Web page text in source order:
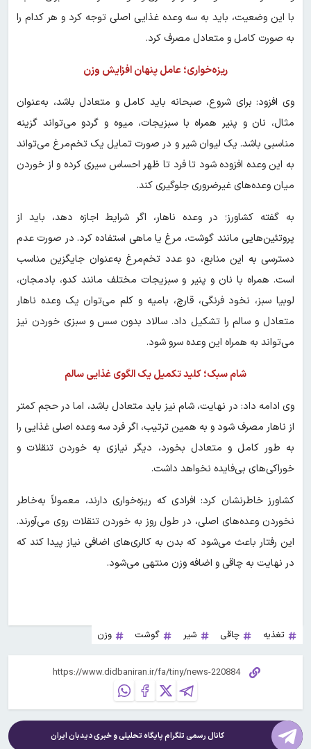
با این وضعیت، باید به سه وعده غذایی اصلی توجه کرد و هر کدام را
به صورت کامل و متعادل مصرف کرد.
ریزه‌خواری؛ عامل پنهان افزایش وزن
وی افزود: برای شروع، صبحانه باید کامل و متعادل باشد، به‌عنوان
مثال، نان و پنیر همراه با سبزیجات، میوه و گردو می‌تواند گزینه
مناسبی باشد. یک لیوان شیر و در صورت تمایل یک تخم‌مرغ می‌تواند
به این وعده افزوده شود تا فرد تا ظهر احساس سیری کرده و از خوردن
میان وعده‌های غیرضروری جلوگیری کند.
به گفته کشاورز؛ در وعده ناهار، اگر شرایط اجازه دهد، باید از
پروتئین‌هایی مانند گوشت، مرغ یا ماهی استفاده کرد. در صورت عدم
دسترسی به این منابع، دو عدد تخم‌مرغ به‌عنوان جایگزین مناسب
است. همراه با نان و پنیر و سبزیجات مختلف مانند کدو، بادمجان،
لوبیا سبز، نخود فرنگی، قارچ، بامیه و کلم می‌توان یک وعده ناهار
متعادل و سالم را تشکیل داد. سالاد بدون سس و سبزی خوردن نیز
می‌تواند به همراه این وعده سرو شود.
شام سبک؛ کلید تکمیل یک الگوی غذایی سالم
وی ادامه داد: در نهایت، شام نیز باید متعادل باشد، اما در حجم کمتر
از ناهار مصرف شود و به همین ترتیب، اگر فرد سه وعده اصلی غذایی را
به طور کامل و متعادل بخورد، دیگر نیازی به خوردن تنقلات و
خوراکی‌های بی‌فایده نخواهد داشت.
کشاورز خاطرنشان کرد: افرادی که ریزه‌خواری دارند، معمولاً به‌خاطر
نخوردن وعده‌های اصلی، در طول روز به خوردن تنقلات روی می‌آورند.
این رفتار باعث می‌شود که بدن به کالری‌های اضافی نیاز پیدا کند که
در نهایت به چاقی و اضافه وزن منتهی می‌شود.
تغذیه چاقی شیر گوشت وزن
کانال رسمی تلگرام پایگاه تحلیلی و خبریدیدبان ایران